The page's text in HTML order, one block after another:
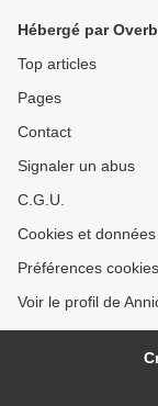
Hébergé par
Top articles
Pages
Contact
Signaler un abus
C.G.U.
Cookies et
Préférences cookies
Voir le profil de